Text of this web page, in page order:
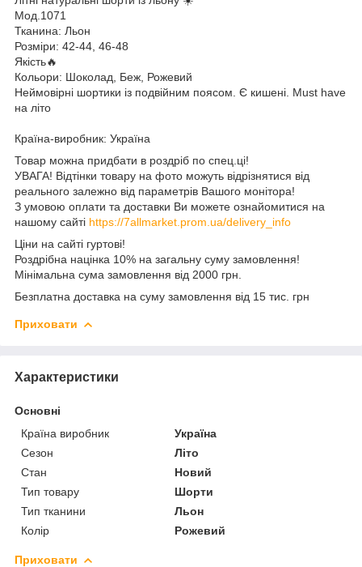
Мод.1071
Тканина: Льон
Розміри: 42-44, 46-48
Якість🔥
Кольори: Шоколад, Беж, Рожевий
Неймовірні шортики із подвійним поясом. Є кишені. Must have
на літо
Країна-виробник: Україна
Товар можна придбати в роздріб по спец.ці!
УВАГА! Відтінки товару на фото можуть відрізнятися від
реального залежно від параметрів Вашого монітора!
З умовою оплати та доставки Ви можете ознайомитися на
нашому сайті https://7allmarket.prom.ua/delivery_info
Ціни на сайті гуртові!
Роздрібна націнка 10% на загальну суму замовлення!
Мінімальна сума замовлення від 2000 грн.
Безплатна доставка на суму замовлення від 15 тис. грн
Приховати
Характеристики
Основні
Країна виробник
Україна
Сезон
Літо
Стан
Новий
Тип товару
Шорти
Тип тканини
Льон
Колір
Рожевий
Приховати